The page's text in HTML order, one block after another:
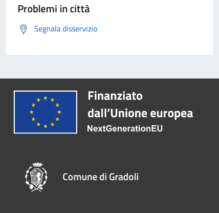
Problemi in città
Segnala disservizio
Comune di Gradoli